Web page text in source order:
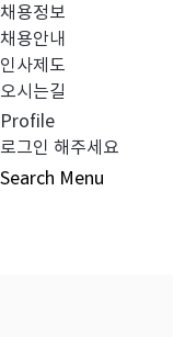
채용정보
채용안내
인사제도
오시는길
Profile
로그인 해주세요
Search Menu
목록보기